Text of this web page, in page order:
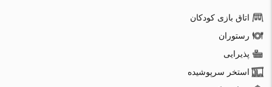
اتاق بازی کودکان
رستوران
پذیرایی
استخر سرپوشیده